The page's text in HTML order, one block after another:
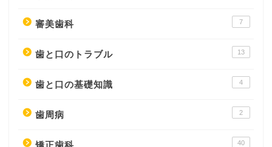
審美歯科 7
歯と口のトラブル 13
歯と口の基礎知識 4
歯周病 2
40